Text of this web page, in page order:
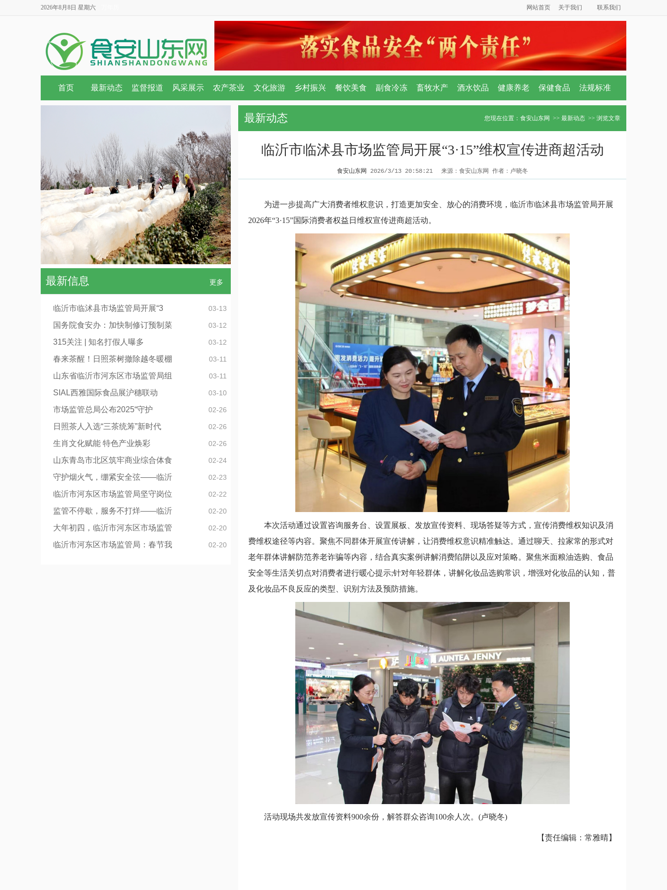
2026年8月8日 星期六 网站首页 关于我们 联系我们
首页 最新动态 监督报道 风采展示 农产茶业 文化旅游 乡村振兴 餐饮美食 副食冷冻 畜牧水产 酒水饮品 健康养老 保健食品 法规标准
您现在位置： 食安山东网 >> 最新动态 >> 浏览文章
最新动态
临沂市临沭县市场监管局开展“3·15”维权宣传进商超活动
食安山东网 2026/3/13 20:58:21 来源：食安山东网 作者：卢晓冬
为进一步提高广大消费者维权意识，打造更加安全、放心的消费环境，临沂市临沭县市场监管局开展
2026年“3·15”国际消费者权益日维权宣传进商超活动。
本次活动通过设置咨询服务台、设置展板、发放宣传资料、现场答疑等方式，宣传消费维权知识及消
费维权途径等内容。聚焦不同群体开展宣传讲解，让消费维权意识精准触达。通过聊天、拉家常的形式对
老年群体讲解防范养老诈骗等内容，结合真实案例讲解消费陷阱以及应对策略。聚焦米面粮油选购、食品
安全等生活关切点对消费者进行暖心提示;针对年轻群体，讲解化妆品选购常识，增强对化妆品的认知，普
及化妆品不良反应的类型、识别方法及预防措施。
活动现场共发放宣传资料900余份，解答群众咨询100余人次。(卢晓冬)
【责任编辑：常雅晴】
更多
最新信息
03-13
临沂市临沭县市场监管局开展“3
03-12
国务院食安办：加快制修订预制菜
03-12
315关注 | 知名打假人曝多
03-11
春来茶醒！日照茶树撤除越冬暖棚
03-11
山东省临沂市河东区市场监管局组
03-10
SIAL西雅国际食品展沪穗联动
02-26
市场监管总局公布2025“守护
02-26
日照茶人入选“三茶统筹”新时代
02-26
生肖文化赋能 特色产业焕彩
02-24
山东青岛市北区筑牢商业综合体食
02-23
守护烟火气，绷紧安全弦——临沂
02-22
临沂市河东区市场监管局坚守岗位
02-20
监管不停歇，服务不打烊——临沂
02-20
大年初四，临沂市河东区市场监管
02-20
临沂市河东区市场监管局：春节我